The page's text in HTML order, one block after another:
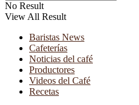
No Result
View All Result
Baristas News
Cafeterías
Noticias del café
Productores
Videos del Café
Recetas